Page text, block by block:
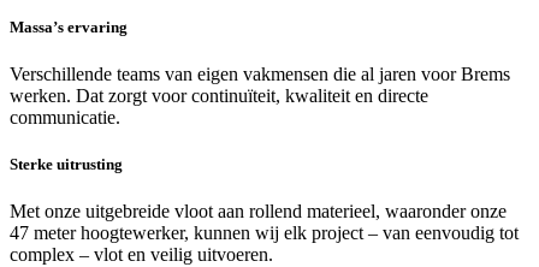
Massa’s ervaring
Verschillende teams van eigen vakmensen die al jaren voor Brems
werken. Dat zorgt voor continuïteit, kwaliteit en directe
communicatie.
Sterke uitrusting
Met onze uitgebreide vloot aan rollend materieel, waaronder onze
47 meter hoogtewerker, kunnen wij elk project – van eenvoudig tot
complex – vlot en veilig uitvoeren.